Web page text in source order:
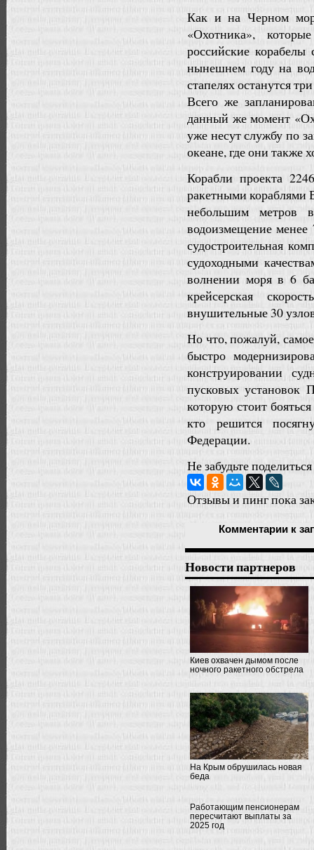
Как и на Черном
«Охотника»,
российские
нынешнем году на
стапелях останутся
Всего же
данный же момент
уже несут службу по
океане, где они также
Корабли проекта
ракетными
небольшим
водоизмещение
судостроительная
судоходными
волнении моря в 6
крейсерская
внушительные 30
Но что, пожалуй,
быстро
конструировании
пусковых установок
которую стоит
кто решится
Федерации.
Не забудьте
Отзывы и пинг пока
Комментарии к
Новости партнеров
Киев охвачен дымом после
ночного ракетного обстрела
На Крым обрушилась новая
беда
Работающим пенсионерам
пересчитают выплаты за
2025 год